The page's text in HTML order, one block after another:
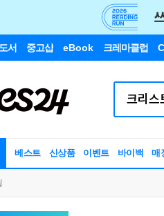
서 중고샵 eBook 크레마클럽
베스트 신상품 이벤트 바이백 매